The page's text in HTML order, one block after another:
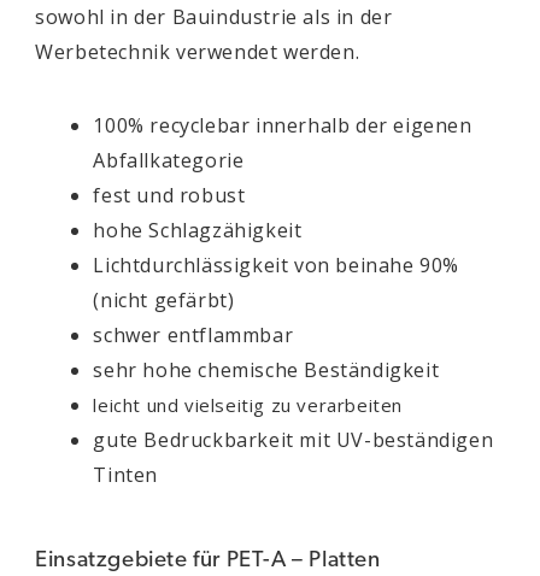
sowohl in der Bauindustrie als in der
Werbetechnik verwendet werden.
100% recyclebar innerhalb der eigenen
Abfallkategorie
fest und robust
hohe Schlagzähigkeit
Lichtdurchlässigkeit von beinahe 90%
(nicht gefärbt)
schwer entflammbar
sehr hohe chemische Beständigkeit
leicht und vielseitig zu verarbeiten
gute Bedruckbarkeit mit UV-beständigen
Tinten
Einsatzgebiete für PET-A – Platten